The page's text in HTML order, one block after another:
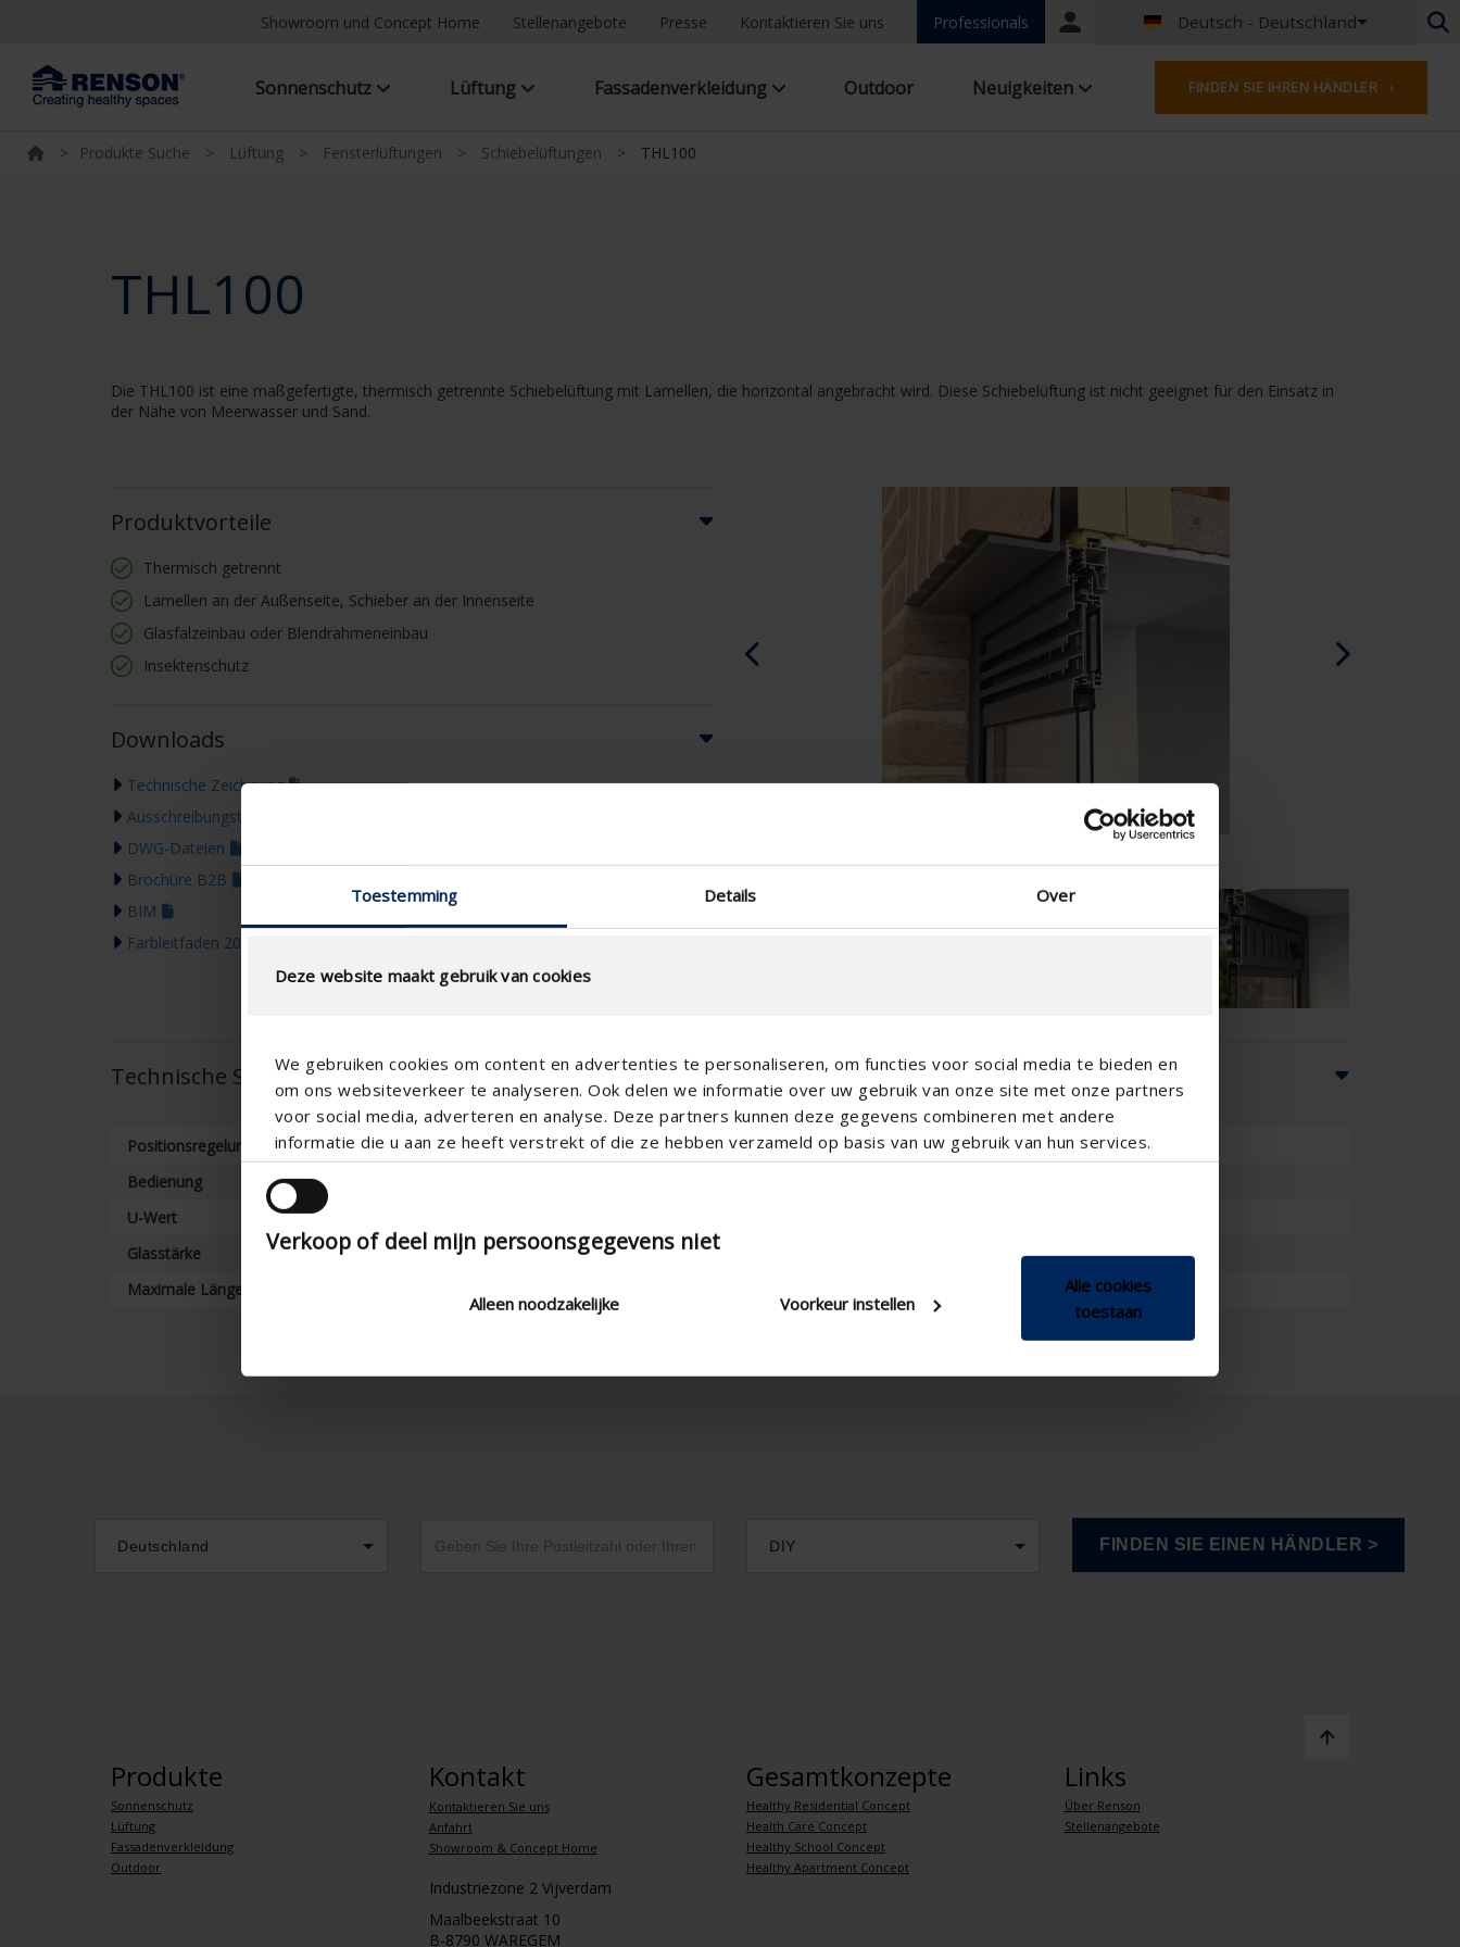
Toestemming Details Over
Deze website maakt gebruik van cookies
We gebruiken cookies om content en advertenties te personaliseren, om functies voor social media te bieden en
om ons websiteverkeer te analyseren. Ook delen we informatie over uw gebruik van onze site met onze partners
voor social media, adverteren en analyse. Deze partners kunnen deze gegevens combineren met andere
informatie die u aan ze heeft verstrekt of die ze hebben verzameld op basis van uw gebruik van hun services.
Verkoop of deel mijn persoonsgegevens niet
Alleen noodzakelijke Voorkeur instellen
Alle cookies
toestaan
Showroom und Concept Home Stellenangebote Presse Kontaktieren Sie uns Professionals
Portal
Deutsch - Deutschland
Niederländisch - Belgien
Französisch - Belgien
Niederländisch - Niederlande
Tschechisch - Tschechische Republik
Spanisch - Spanien
Dänisch - Dänemark
Norwegian - Norway
Sonnenschutz Lüftung Fassadenverkleidung Outdoor Neuigkeiten FINDEN SIE IHREN HÄNDLER ›
> Produkte Suche > Lüftung > Fensterlüftungen > Schiebelüftungen > THL100
THL100
Die THL100 ist eine maßgefertigte, thermisch getrennte Schiebelüftung mit Lamellen, die horizontal angebracht wird. Diese Schiebelüftung ist nicht geeignet für den Einsatz in
der Nähe von Meerwasser und Sand.
Produktvorteile
Thermisch getrennt
Lamellen an der Außenseite, Schieber an der Innenseite
Glasfalzeinbau oder Blendrahmeneinbau
Insektenschutz
Downloads
Technische Zeichnung
Ausschreibungstext
DWG-Dateien
Brochüre B2B
BIM
Farbleitfaden 2026
Technische Spezifikationen
Positionsregelung
Stufenlos
Bedienung
U-Wert
Glasstärke
Maximale Länge (mm)
Deutschland DIY
Produkte
Sonnenschutz
Lüftung
Fassadenverkleidung
Outdoor
Kontakt
Kontaktieren Sie uns
Anfahrt
Showroom & Concept Home
Industriezone 2 Vijverdam
Maalbeekstraat 10
B-8790 WAREGEM
Gesamtkonzepte
Healthy Residential Concept
Health Care Concept
Healthy School Concept
Healthy Apartment Concept
Links
Über Renson
Stellenangebote